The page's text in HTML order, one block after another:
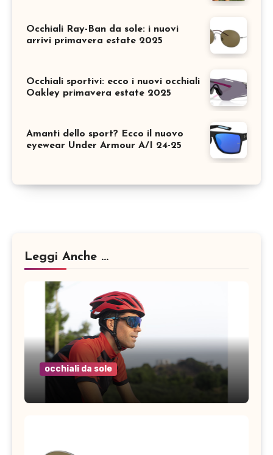
Occhiali Ray-Ban da sole: i nuovi
arrivi primavera estate 2025
Occhiali sportivi: ecco i nuovi occhiali
Oakley primavera estate 2025
Amanti dello sport? Ecco il nuovo
eyewear Under Armour A/I 24-25
Leggi Anche ...
occhiali da sole